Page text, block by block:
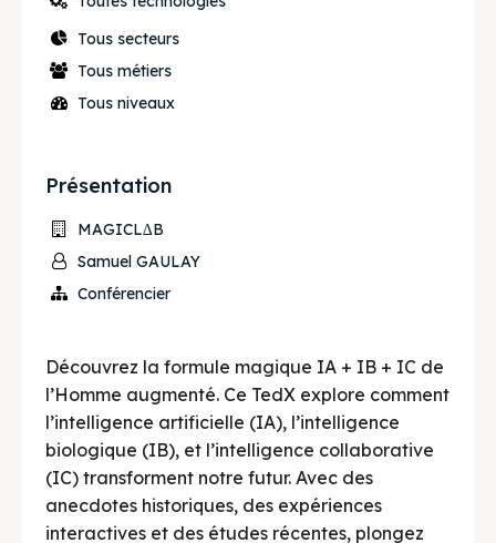
Tous secteurs
Tous métiers
Tous niveaux
Présentation
MAGICL∆B
Samuel GAULAY
Conférencier
Découvrez la formule magique IA + IB + IC de
l’Homme augmenté. Ce TedX explore comment
l’intelligence artificielle (IA), l’intelligence
biologique (IB), et l’intelligence collaborative
(IC) transforment notre futur. Avec des
anecdotes historiques, des expériences
interactives et des études récentes, plongez